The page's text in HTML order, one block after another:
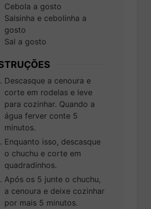
Cebola a gosto
Salsinha e cebolinha a
gosto
Sal a gosto
Descasque a cenoura e
corte em rodelas e leve
para cozinhar. Quando a
água ferver conte 5
minutos.
Enquanto isso, descasque
o chuchu e corte em
quadradinhos.
Após os 5 junte o chuchu,
a cenoura e deixe cozinhar
por mais 5 minutos.